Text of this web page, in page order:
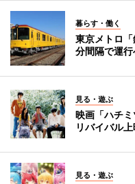
暮らす・働く
東京メトロ
分間隔で運行
見る・遊ぶ
映画「ハチ
リバイバル
見る・遊ぶ